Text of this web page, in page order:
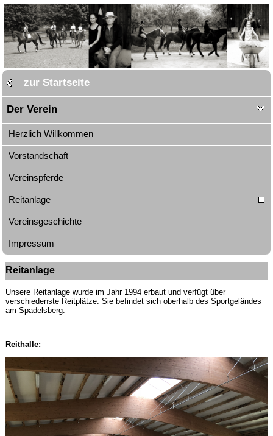
zur Startseite
Der Verein
Herzlich Willkommen
Vorstandschaft
Vereinspferde
Reitanlage
Vereinsgeschichte
Impressum
Reitanlage
Unsere Reitanlage wurde im Jahr 1994 erbaut und verfügt über
verschiedenste Reitplätze. Sie befindet sich oberhalb des Sportgeländes
am Spadelsberg.
Reithalle: